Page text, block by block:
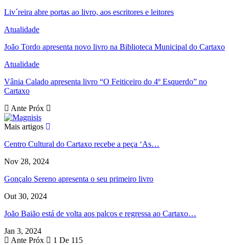
Liv´reira abre portas ao livro, aos escritores e leitores
Atualidade
João Tordo apresenta novo livro na Biblioteca Municipal do Cartaxo
Atualidade
Vânia Calado apresenta livro “O Feiticeiro do 4º Esquerdo” no
Cartaxo
Ante Próx
Mais artigos
Centro Cultural do Cartaxo recebe a peça ‘As…
Nov 28, 2024
Gonçalo Sereno apresenta o seu primeiro livro
Out 30, 2024
João Baião está de volta aos palcos e regressa ao Cartaxo…
Jan 3, 2024
Ante Próx 1 De 115